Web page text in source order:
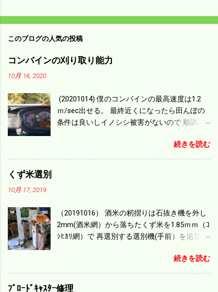
このブログの人気の投稿
コンバインの刈り取り能力
10月 16, 2020
(20201014) 僕のコンバインの最高速度は1.2
ｍ/sec出せる。 最終近くになったら田んぼの
条件は良いしイノシシ被害がないので 順調に
ｍ/min、4.32ｋｍ/hrになり 幅は約2ｍだから
0.864/haの作業能力がある。 実際は回転した
機の容量、籾摺りの能力などのバランスの問
題で 今の機種で満足している。 というより買
った時はまだ耕作面積が少なく手が出せ 無か
のがある。キャビン付きだから一度は乗って
みたいと思う。 町内では5条刈りの100㎰で作
業する人がいる。 秋作業は儲かるというのが
続きを読む
くず米選別
10月 17, 2019
（20191016） 酒米の籾摺りは石抜き機を外し
2mm(酒米網）から落ちたくず米を1.85ｍｍ（ｺ
ｼﾋｶﾘ網）で 再選別する選別機(手前）を追加す
ず米より2倍近い値段になる。 後で選別するの
には手間がかかるので 一度に選別するやり方
を随分前からこの方式にした。 今年は酒米30
続きを読む
ﾌﾞﾛｰﾄﾞｷｬｽﾀｰ修理